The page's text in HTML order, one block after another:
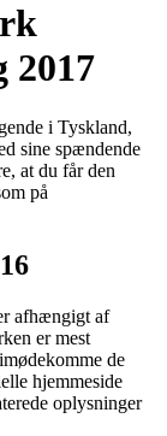
2017
i Tyskland,
sine spændende
at du får den
på
afhængigt af
er mest
de
hjemmeside
oplysninger